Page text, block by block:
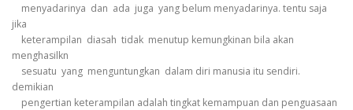
menyadarinya dan ada juga yang belum menyadarinya. tentu saja
jika
keterampilan diasah tidak menutup kemungkinan bila akan
menghasilkn
sesuatu yang menguntungkan dalam diri manusia itu sendiri.
demikian
pengertian keterampilan adalah tingkat kemampuan dan penguasaan